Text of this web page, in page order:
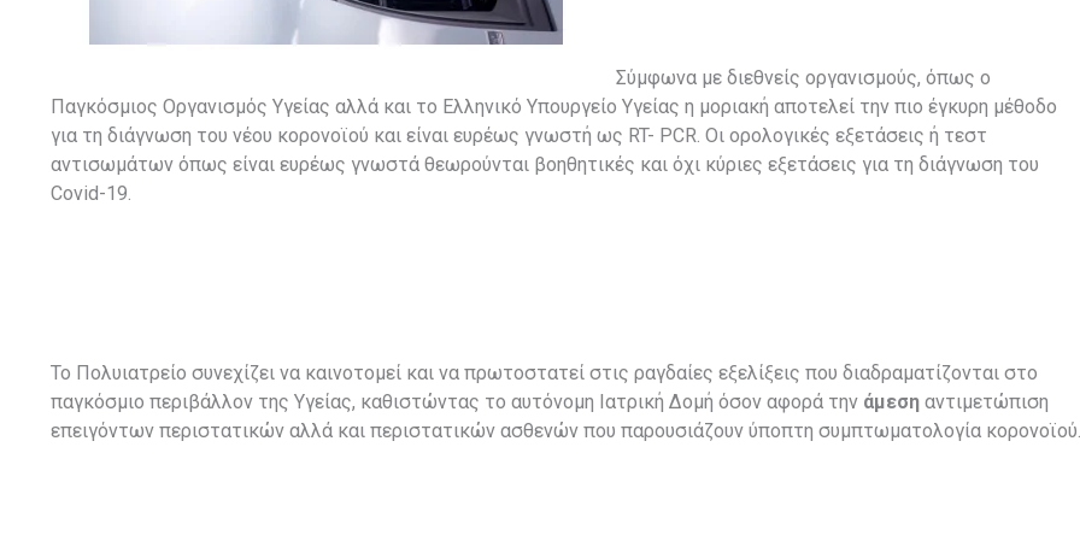
Σύμφωνα με διεθνείς οργανισμούς, όπως ο
Παγκόσμιος Οργανισμός Υγείας αλλά και το Ελληνικό Υπουργείο Υγείας η μοριακή αποτελεί την πιο έγκυρη μέθοδο
για τη διάγνωση του νέου κορονοϊού και είναι ευρέως γνωστή ως RT- PCR. Οι ορολογικές εξετάσεις ή τεστ
αντισωμάτων όπως είναι ευρέως γνωστά θεωρούνται βοηθητικές και όχι κύριες εξετάσεις για τη διάγνωση του
Covid-19.
Το Πολυιατρείο συνεχίζει να καινοτομεί και να πρωτοστατεί στις ραγδαίες εξελίξεις που διαδραματίζονται στο
παγκόσμιο περιβάλλον της Υγείας, καθιστώντας το αυτόνομη Ιατρική Δομή όσον αφορά την άμεση αντιμετώπιση
επειγόντων περιστατικών αλλά και περιστατικών ασθενών που παρουσιάζουν ύποπτη συμπτωματολογία κορονοϊού.